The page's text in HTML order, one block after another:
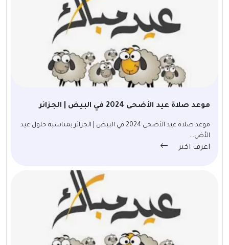
موعد صلاة عيد الأضحى 2024 في البيض | الجزائر
موعد صلاة عيد الأضحى 2024 في البيض | الجزائر بمناسبة حلول عيد
الأض...
اعرف اكثر